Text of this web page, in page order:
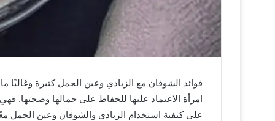
فوائد الشوفان مع الزبادي وعين الجمل كثيرة
امرأة الاعتماد عليها للحفاظ على جمالها وصحتها.
على كيفية استخدام الزبادي والشوفان وعين الجمل